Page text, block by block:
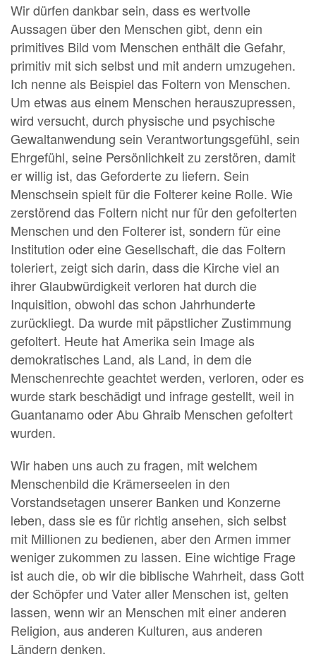
Wir dürfen dankbar sein, dass es wertvolle
Aussagen über den Menschen gibt, denn ein
primitives Bild vom Menschen enthält die Gefahr,
primitiv mit sich selbst und mit andern umzugehen.
Ich nenne als Beispiel das Foltern von Menschen.
Um etwas aus einem Menschen herauszupressen,
wird versucht, durch physische und psychische
Gewaltanwendung sein Verantwortungsgefühl, sein
Ehrgefühl, seine Persönlichkeit zu zerstören, damit
er willig ist, das Geforderte zu liefern. Sein
Menschsein spielt für die Folterer keine Rolle. Wie
zerstörend das Foltern nicht nur für den gefolterten
Menschen und den Folterer ist, sondern für eine
Institution oder eine Gesellschaft, die das Foltern
toleriert, zeigt sich darin, dass die Kirche viel an
ihrer Glaubwürdigkeit verloren hat durch die
Inquisition, obwohl das schon Jahrhunderte
zurückliegt. Da wurde mit päpstlicher Zustimmung
gefoltert. Heute hat Amerika sein Image als
demokratisches Land, als Land, in dem die
Menschenrechte geachtet werden, verloren, oder es
wurde stark beschädigt und infrage gestellt, weil in
Guantanamo oder Abu Ghraib Menschen gefoltert
wurden.
Wir haben uns auch zu fragen, mit welchem
Menschenbild die Krämerseelen in den
Vorstandsetagen unserer Banken und Konzerne
leben, dass sie es für richtig ansehen, sich selbst
mit Millionen zu bedienen, aber den Armen immer
weniger zukommen zu lassen. Eine wichtige Frage
ist auch die, ob wir die biblische Wahrheit, dass Gott
der Schöpfer und Vater aller Menschen ist, gelten
lassen, wenn wir an Menschen mit einer anderen
Religion, aus anderen Kulturen, aus anderen
Ländern denken.